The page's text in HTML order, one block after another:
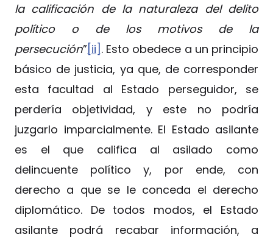
la calificación de la naturaleza del delito
político o de los motivos de la
persecución”[ii] . Esto obedece a un principio
básico de justicia, ya que, de corresponder
esta facultad al Estado perseguidor, se
perdería objetividad, y este no podría
juzgarlo imparcialmente. El Estado asilante
es el que califica al asilado como
delincuente político y, por ende, con
derecho a que se le conceda el derecho
diplomático. De todos modos, el Estado
asilante podrá recabar información, a